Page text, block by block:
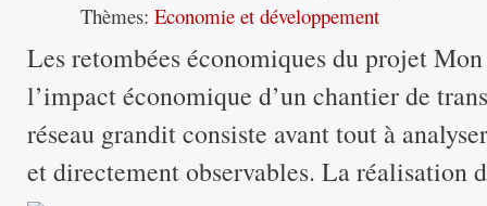
Thèmes:Economie et développement
Les retombées économiques du projet
l’impact économique d’un chantier de
réseau grandit consiste avant tout à
et directement observables. La réalisation